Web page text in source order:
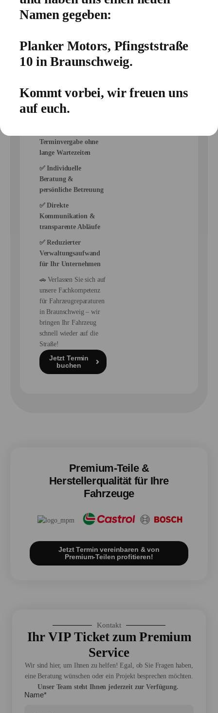
Ansprechpartner
für Ihre
Bei uns haben Sieeinen
direkten
kümmert – von der
Fehlerdiagnose bis zur
Terminvergabe ohne
lange Wartezeiten
✅ Individuelle
Beratung &
persönliche Betreuung
✅ Direkte
Kommunikation &
transparente Abläufe
✅ Reduzierter
Verwaltungsaufwand
für Ihr Unternehmen
🚗 Verlassen Sie sich auf
unsere Fachkompetenz
für Fahrzeugreparaturen
in Braunschweig – wir
bringen Ihr Fahrzeug
schnell wieder auf die
Straße!
Jetzt Termin
buchen
Premium-Teile &
Herstellerqualität für Ihre
Fahrzeuge
Jetzt Termin vereinbaren & von
Premium-Teilen profitieren!
Kontakt
Ihr VIP Ticket zum Premium
Service
Wir sind hier, um Ihnen zu helfen! Egal, ob Sie Fragen haben,
eine Beratung wünschen oder ein Projekt besprechen möchten.
Unser Team steht Ihnen jederzeit zur Verfügung.
Name*
Namen gegeben:
Planker Motors, Pfingststraße
10 in Braunschweig.
Kommt vorbei, wir freuen uns
auf euch.